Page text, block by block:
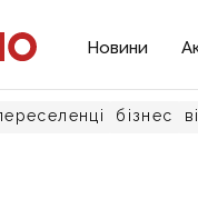
Новини
бізнес